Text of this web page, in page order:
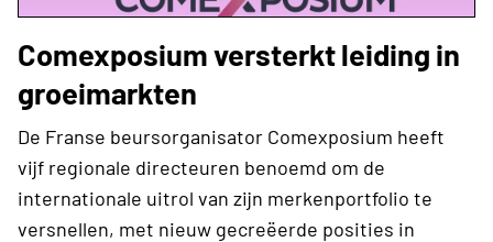
Comexposium versterkt leiding in
groeimarkten
De Franse beursorganisator Comexposium heeft
vijf regionale directeuren benoemd om de
internationale uitrol van zijn merkenportfolio te
versnellen, met nieuw gecreëerde posities in